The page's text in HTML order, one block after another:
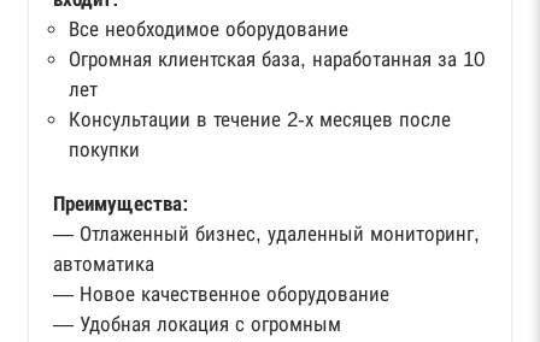
Все необходимое оборудование
Огромная клиентская база, наработанная за 10
лет
Консультации в течение 2-х месяцев после
покупки
Преимущества:
— Отлаженный бизнес, удаленный мониторинг,
автоматика
— Новое качественное оборудование
— Удобная локация с огромным